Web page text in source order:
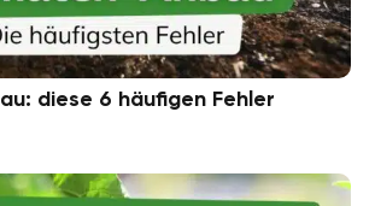
diese 6 häufigen Fehler